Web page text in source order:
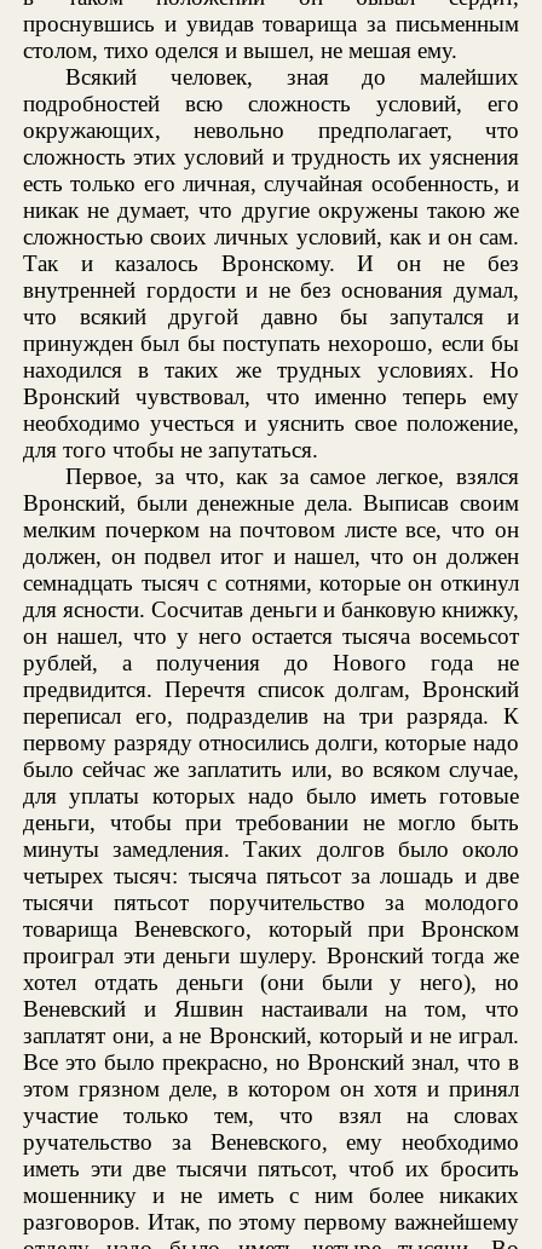
проснувшись и увидав товарища за письменным
столом, тихо оделся и вышел, не мешая ему.
Всякий человек, зная до малейших
подробностей всю сложность условий, его
окружающих, невольно предполагает, что
сложность этих условий и трудность их уяснения
есть только его личная, случайная особенность, и
никак не думает, что другие окружены такою же
сложностью своих личных условий, как и он сам.
Так и казалось Вронскому. И он не без
внутренней гордости и не без основания думал,
что всякий другой давно бы запутался и
принужден был бы поступать нехорошо, если бы
находился в таких же трудных условиях. Но
Вронский чувствовал, что именно теперь ему
необходимо учесться и уяснить свое положение,
для того чтобы не запутаться.
Первое, за что, как за самое легкое, взялся
Вронский, были денежные дела. Выписав своим
мелким почерком на почтовом листе все, что он
должен, он подвел итог и нашел, что он должен
семнадцать тысяч с сотнями, которые он откинул
для ясности. Сосчитав деньги и банковую книжку,
он нашел, что у него остается тысяча восемьсот
рублей, а получения до Нового года не
предвидится. Перечтя список долгам, Вронский
переписал его, подразделив на три разряда. К
первому разряду относились долги, которые надо
было сейчас же заплатить или, во всяком случае,
для уплаты которых надо было иметь готовые
деньги, чтобы при требовании не могло быть
минуты замедления. Таких долгов было около
четырех тысяч: тысяча пятьсот за лошадь и две
тысячи пятьсот поручительство за молодого
товарища Веневского, который при Вронском
проиграл эти деньги шулеру. Вронский тогда же
хотел отдать деньги (они были у него), но
Веневский и Яшвин настаивали на том, что
заплатят они, а не Вронский, который и не играл.
Все это было прекрасно, но Вронский знал, что в
этом грязном деле, в котором он хотя и принял
участие только тем, что взял на словах
ручательство за Веневского, ему необходимо
иметь эти две тысячи пятьсот, чтоб их бросить
мошеннику и не иметь с ним более никаких
разговоров. Итак, по этому первому важнейшему